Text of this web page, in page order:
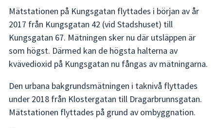
Mätstationen på Kungsgatan flyttades i början av år
2017 från Kungsgatan 42 (vid Stadshuset) till
Kungsgatan 67. Mätningen sker nu där utsläppen är
som högst. Därmed kan de högsta halterna av
kvävedioxid på Kungsgatan nu fångas av mätningarna.
Den urbana bakgrundsmätningen i taknivå flyttades
under 2018 från Klostergatan till Dragarbrunnsgatan.
Mätstationen flyttades på grund av ombyggnation.